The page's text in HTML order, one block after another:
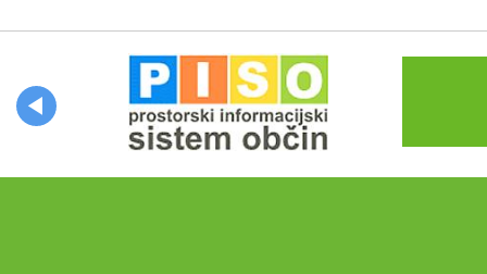
Občinski časopis
Proračun občine